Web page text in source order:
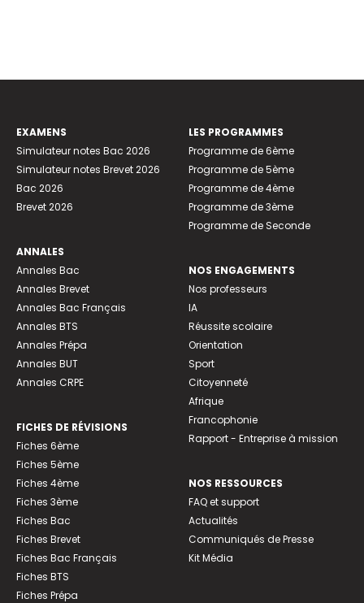
EXAMENS
Simulateur notes Bac 2026
Simulateur notes Brevet 2026
Bac 2026
Brevet 2026
ANNALES
Annales Bac
Annales Brevet
Annales Bac Français
Annales BTS
Annales Prépa
Annales BUT
Annales CRPE
FICHES DE RÉVISIONS
Fiches 6ème
Fiches 5ème
Fiches 4ème
Fiches 3ème
Fiches Bac
Fiches Brevet
Fiches Bac Français
Fiches BTS
Fiches Prépa
LES PROGRAMMES
Programme de 6ème
Programme de 5ème
Programme de 4ème
Programme de 3ème
Programme de Seconde
NOS ENGAGEMENTS
Nos professeurs
IA
Réussite scolaire
Orientation
Sport
Citoyenneté
Afrique
Francophonie
Rapport - Entreprise à mission
NOS RESSOURCES
FAQ et support
Actualités
Communiqués de Presse
Kit Média